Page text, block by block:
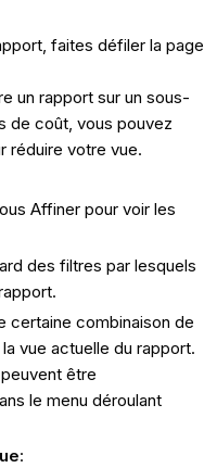
faites défiler la page
un rapport sur un sous-
de coût, vous pouvez
réduire votre vue.
Affiner pour voir les
des filtres par lesquels
certaine combinaison de
vue actuelle du rapport.
être
le menu déroulant
: